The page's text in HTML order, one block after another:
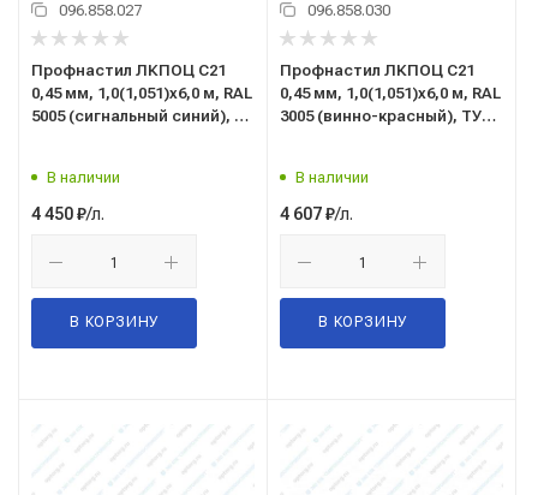
096.858.027
Профнастил ЛКПОЦ C21
0,45 мм, 1,0(1,051)x6,0 м, RAL
5005 (сигнальный синий), ТУ
В наличии
4 450₽/л.
В КОРЗИНУ
096.858.030
Профнастил ЛКПОЦ C21
0,45 мм, 1,0(1,051)x6,0 м, RAL
3005 (винно-красный), ТУ
В наличии
4 607₽/л.
В КОРЗИНУ